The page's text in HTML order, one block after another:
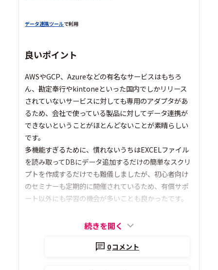
データ連携ツールで利用
良いポイント
AWSやGCP、Azureなどの有名なサービスはもちろ
ん、勘定奉行やkintoneといった国内でしかリリース
されていないサービスに対しても専用のアダプタがあ
るため、会社で使っている製品に対してデータ連携が
できないということがほとんどないことが素晴らしい
です。
多機能すぎるために、慣れないうちはEXCELファイル
を読み取ってDBにデータ追加するだけの簡単なスクリ
プトを作成するだけでも難儀しましたが、初心者向け
のセミナーも定期的に開催されているため、有償サポ
ート以外にも学習の機会が多いことも良かったです。
続きを開く
0コメント